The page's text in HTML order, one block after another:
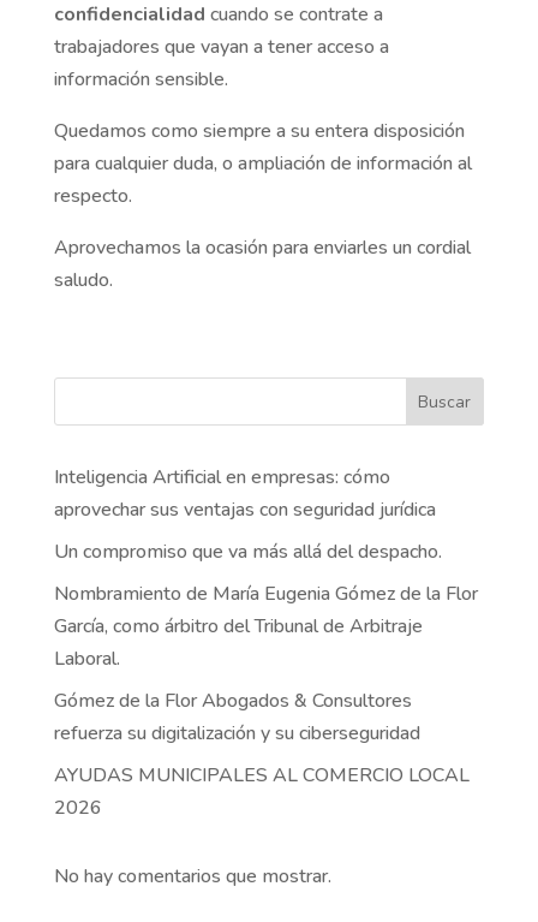
confidencialidad cuando se contrate a
trabajadores que vayan a tener acceso a
información sensible.
Quedamos como siempre a su entera disposición
para cualquier duda, o ampliación de información al
respecto.
Aprovechamos la ocasión para enviarles un cordial
saludo.
Buscar
Inteligencia Artificial en empresas: cómo
aprovechar sus ventajas con seguridad jurídica
Un compromiso que va más allá del despacho.
Nombramiento de María Eugenia Gómez de la Flor
García, como árbitro del Tribunal de Arbitraje
Laboral.
Gómez de la Flor Abogados & Consultores
refuerza su digitalización y su ciberseguridad
AYUDAS MUNICIPALES AL COMERCIO LOCAL
2026
No hay comentarios que mostrar.